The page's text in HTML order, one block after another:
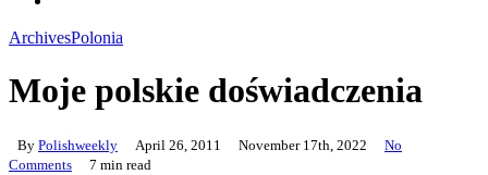
ArchivesPolonia
Moje polskie doświadczenia
By Polishweekly April 26, 2011 November 17th, 2022
No
Comments
7 min read